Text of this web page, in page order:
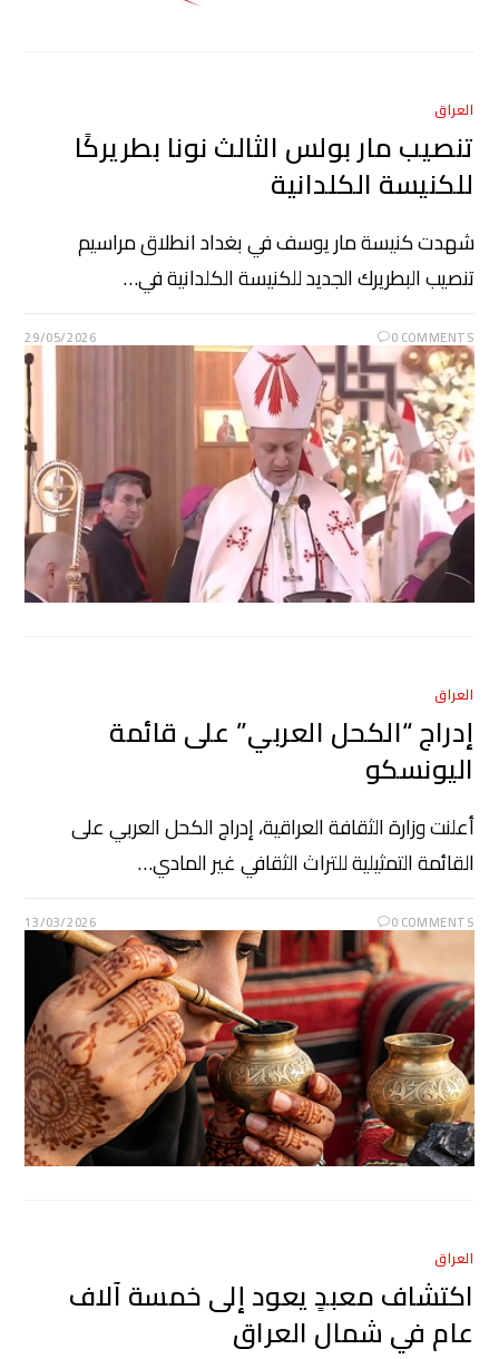
العراق
تنصيب مار بولس الثالث نونا بطريركًا
للكنيسة الكلدانية
شهدت كنيسة مار يوسف في بغداد انطلاق مراسيم
تنصيب البطريرك الجديد للكنيسة الكلدانية في…
0 COMMENTS
29/05/2026
العراق
إدراج “الكحل العربي” على قائمة
اليونسكو
أعلنت وزارة الثقافة العراقية، إدراج الكحل العربي على
القائمة التمثيلية للتراث الثقافي غير المادي…
0 COMMENTS
13/03/2026
العراق
اكتشاف معبدٍ يعود إلى خمسة آلاف
عام في شمال العراق